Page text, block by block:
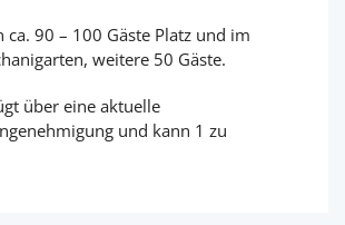
ca. 90 – 100 Gäste Platz und im
weitere 50 Gäste.
über eine aktuelle
und kann 1 zu